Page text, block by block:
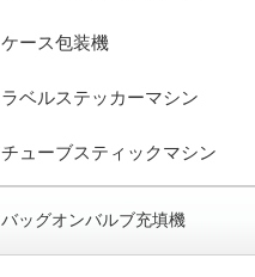
ケース包装機
ラベルステッカーマシン
チューブスティックマシン
バッグオンバルブ充填機